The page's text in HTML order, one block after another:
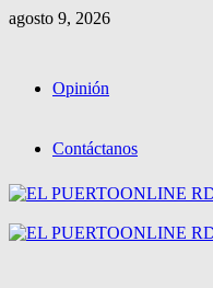
Saltar
agosto 9, 2026
Opinión
Contáctanos
Menú